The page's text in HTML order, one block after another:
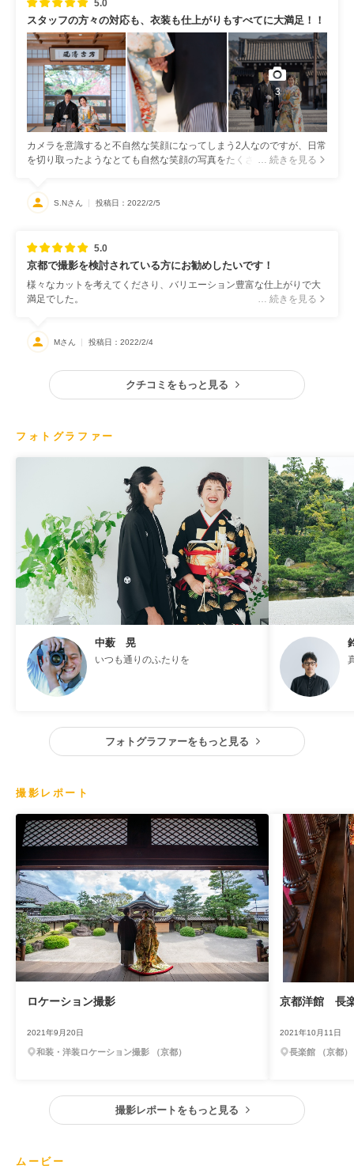
5.0
スタッフの方々の対応も、衣装も仕上がりもすべてに大満足！！
3
カメラを意識すると不自然な笑顔になってしまう2人なのですが、日常
を切り取ったようなとても自然な笑顔の写真をたくさん撮影してくだ
とした写真はもちろんのこと、陽だまりの中のようなとても暖かい写
らしい写真が仕上がり、本当にお願いしてよかったと思いました。
… 続きを見る
S.Nさん 投稿日：2022/2/5
5.0
京都で撮影を検討されている方にお勧めしたいです！
様々なカットを考えてくださり、バリエーション豊富な仕上がりで大
満足でした。
… 続きを見る
Mさん 投稿日：2022/2/4
クチコミをもっと見る
フォトグラファー
中薮 晃
いつも通りのふたりを
フォトグラファーをもっと見る
撮影レポート
ロケーション撮影
2021年9月20日
和装・洋装ロケーション撮影 （京都）
京都洋館 長
2021年10月11日
長楽館 （京都）
撮影レポートをもっと見る
ムービー